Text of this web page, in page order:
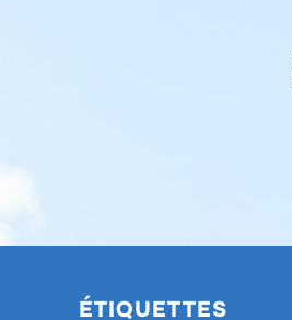
ÉTIQUETTES